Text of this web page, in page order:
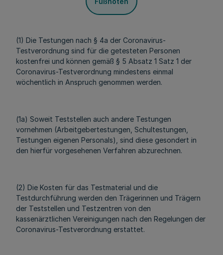
(1) Die Testungen nach § 4a der Coronavirus-
Testverordnung sind für die getesteten Personen
kostenfrei und können gemäß § 5 Absatz 1 Satz 1 der
Coronavirus-Testverordnung mindestens einmal
wöchentlich in Anspruch genommen werden.
(1a) Soweit Teststellen auch andere Testungen
vornehmen (Arbeitgebertestungen, Schultestungen,
Testungen eigenen Personals), sind diese gesondert in
den hierfür vorgesehenen Verfahren abzurechnen.
(2) Die Kosten für das Testmaterial und die
Testdurchführung werden den Trägerinnen und Trägern
der Teststellen und Testzentren von den
kassenärztlichen Vereinigungen nach den Regelungen der
Coronavirus-Testverordnung erstattet.